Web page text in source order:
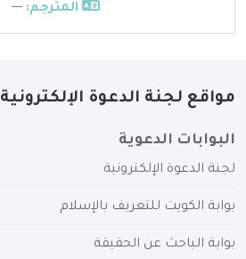
المترجم: ---
مواقع لجنة الدعوة الإلكترونية
البوابات الدعوية
لجنة الدعوة الإلكترونية
بوابة الكويت للتعريف بالإسلام
بوابة الباحث عن الحقيقة